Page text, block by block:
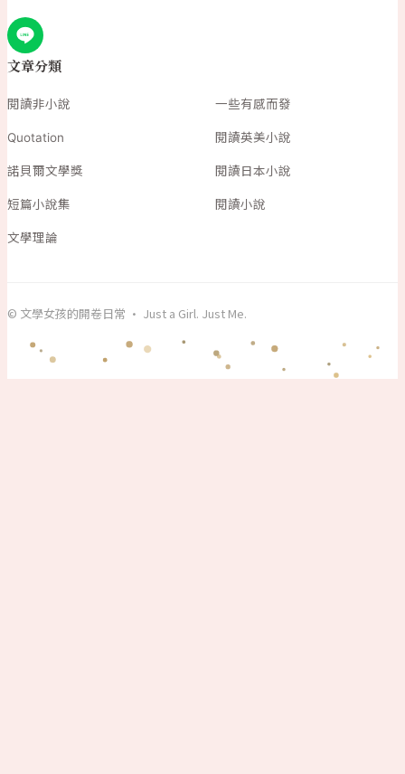
文章分類
閱讀非小說 一些有感而發
Quotation 閱讀英美小說
諾貝爾文學獎 閱讀日本小說
短篇小說集 閱讀小說
文學理論
© 文學女孩的開卷日常 · Just a Girl. Just Me.